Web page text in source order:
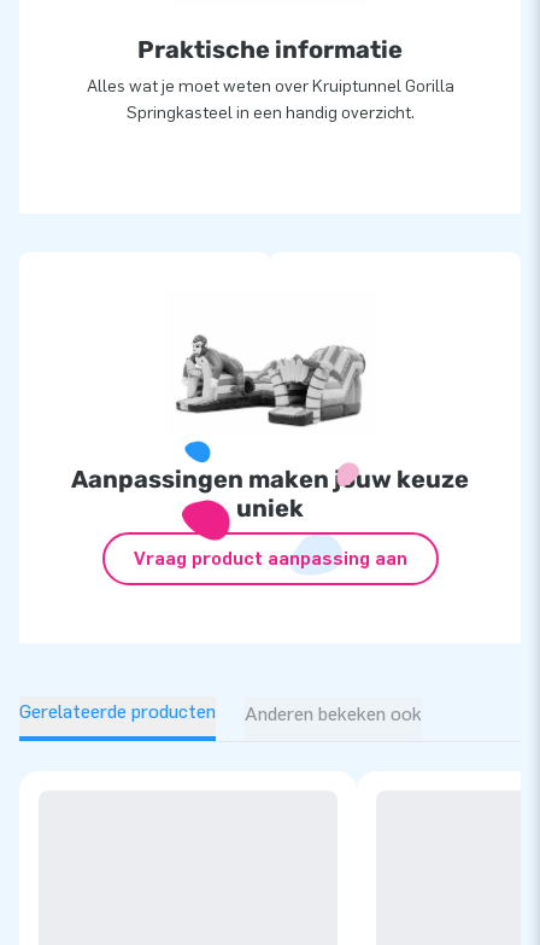
Praktische informatie
Alles wat je moet weten over Kruiptunnel Gorilla
Springkasteel in een handig overzicht.
Aanpassingen maken jouw keuze
uniek
Vraag product aanpassing aan
Gerelateerde producten Anderen bekeken ook